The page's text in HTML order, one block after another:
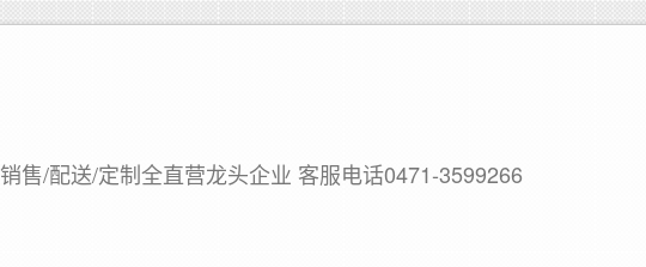
售/配送/定制全直营龙头企业 客服电话0471-3599266